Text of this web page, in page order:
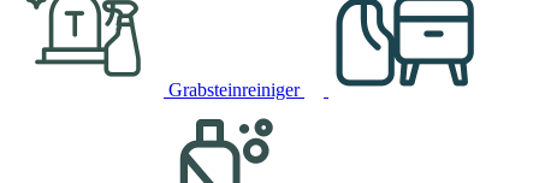
Grabsteinreiniger